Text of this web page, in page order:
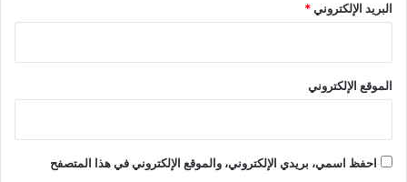
البريد الإلكتروني*
الموقع الإلكتروني
احفظ اسمي، بريدي الإلكتروني، والموقع الإلكتروني في هذا المتصفح